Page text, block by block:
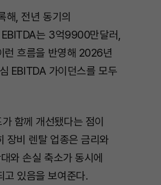
M
t
, 전년 동기의
는 3억9900만달러,
흐름을 반영해 2026년
EBITDA 가이던스를 모두
함께 개선됐다는 점이
장비 렌탈 업종은 금리와
와 손실 축소가 동시에
고 있음을 보여준다.